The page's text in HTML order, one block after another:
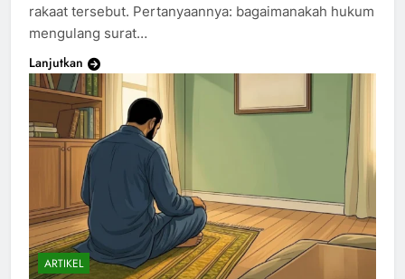
rakaat tersebut. Pertanyaannya: bagaimanakah hukum
mengulang surat…
Lanjutkan
ARTIKEL